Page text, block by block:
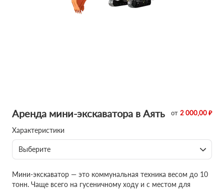
Аренда мини-экскаватора в Аять от 2 000,00 ₽
Характеристики
Выберите
Мини-экскаватор — это коммунальная техника весом до 10
тонн. Чаще всего на гусеничному ходу и с местом для